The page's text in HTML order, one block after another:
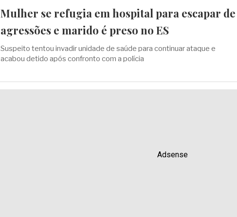
Mulher se refugia em hospital para escapar de
agressões e marido é preso no ES
Suspeito tentou invadir unidade de saúde para continuar ataque e
acabou detido após confronto com a polícia
Adsense